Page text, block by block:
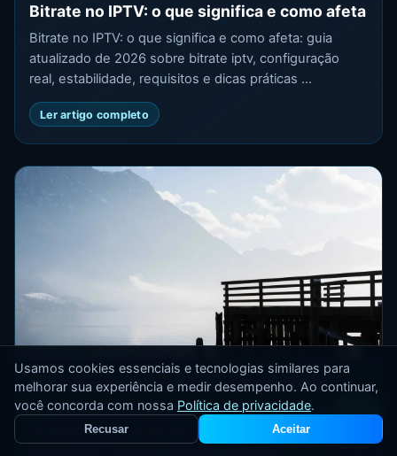
Bitrate no IPTV: o que significa e como afeta
Bitrate no IPTV: o que significa e como afeta: guia
atualizado de 2026 sobre bitrate iptv, configuração
real, estabilidade, requisitos e dicas práticas ...
Ler artigo completo
IPTV para assistir UFC ao vivo no Brasil
IPTV para assistir UFC ao vivo no Brasil: guia atualizado
de 2026 sobre iptv ufc ao vivo, configuração real,
Usamos cookies essenciais e tecnologias similares para
melhorar sua experiência e medir desempenho. Ao continuar,
você concorda com nossa Política de privacidade.
Recusar Aceitar